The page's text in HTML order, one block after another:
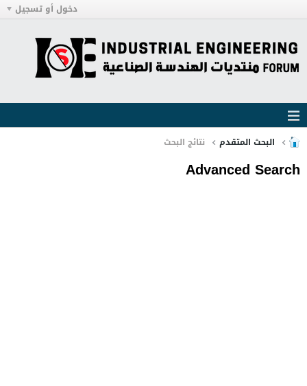
دخول أو تسجيل
البحث المتقدم نتائج البحث
Advanced Search